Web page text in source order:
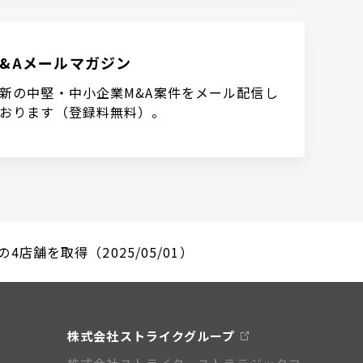
メールマガジン
の中堅・中小企業M&A案件をメール配信し
ります（登録料無料）。
4店舗を取得（2025/05/01）
株式会社ストライクグループ